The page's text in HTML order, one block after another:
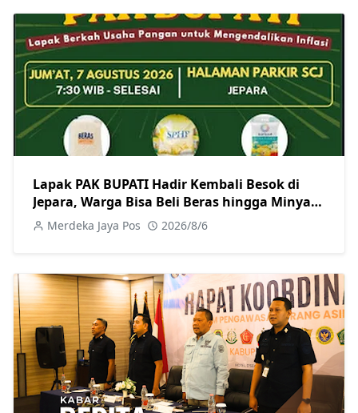
Lapak PAK BUPATI Hadir Kembali Besok di
Jepara, Warga Bisa Beli Beras hingga Minyak
Goreng dengan Harga Terjangkau
Merdeka Jaya Pos 2026/8/6